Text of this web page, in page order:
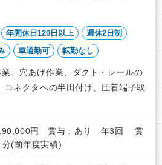
年間休日120日以上
週休2日制
車通勤可 転勤なし
業、穴あけ作業、ダクト・レールの
コネクタへの半田付け、圧着端子取
190,000円 賞与：あり 年3回 賞
(前年度実績)